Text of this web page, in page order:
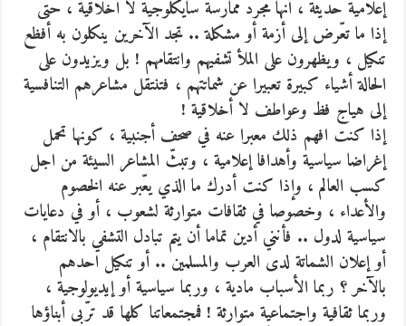
إعلامية حديثة ، أنها مجرد ممارسة سايكلوجية لا أخلاقية ، حتى
إذا ما تعّرض إلى أزمة أو مشكلة .. تجد الآخرين ينكلون به أفظع
تنكيل ، ويظهرون على الملأ تشفيهم وانتقامهم ! بل ويزيدون على
الحالة أشياء كبيرة تعبيرا عن شماتتهم ، فتنتقل مشاعرهم التنافسية
إلى هياج فظ وعواطف لا أخلاقية !
إذا كنت افهم ذلك معبرا عنه في صحف أجنبية ، كونها تحمل
إغراضا سياسية وأهدافا إعلامية ، وتبثّ المشاعر السيئة من اجل
كسب العالم ، وإذا كنت أدرك ما الذي يعّبر عنه الخصوم
والأعداء ، وخصوصا في ثقافات متوارثة لشعوب ، أو في دعايات
سياسية لدول .. فأنني أدين تماما أن يتم تبادل التشفي بالانتقام ،
أو إعلان الشماتة لدى العرب والمسلمين .. أو تنكيل احدهم
بالآخر ؟ ربما الأسباب مادية ، وربما سياسية أو إيديولوجية ،
وربما ثقافية واجتماعية متوارثة ! فمجتمعاتنا كلها قد ترّبى أبناؤها